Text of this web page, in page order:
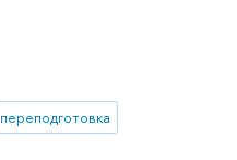
переподготовка